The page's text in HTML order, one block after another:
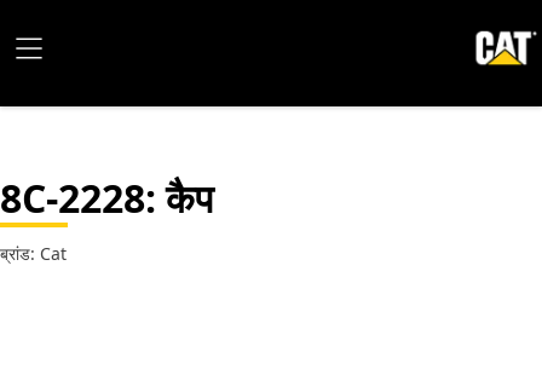
8C-2228: कैप
ब्रांड: Cat